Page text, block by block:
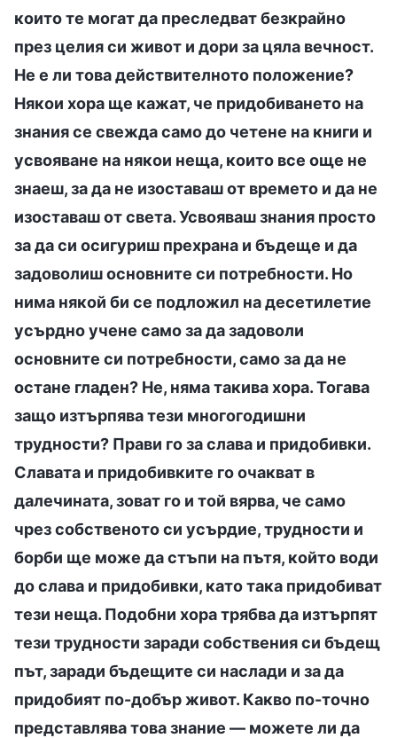
които те могат да преследват безкрайно
през целия си живот и дори за цяла вечност.
Не е ли това действителното положение?
Някои хора ще кажат, че придобиването на
знания се свежда само до четене на книги и
усвояване на някои неща, които все още не
знаеш, за да не изоставаш от времето и да не
изоставаш от света. Усвояваш знания просто
за да си осигуриш прехрана и бъдеще и да
задоволиш основните си потребности. Но
нима някой би се подложил на десетилетие
усърдно учене само за да задоволи
основните си потребности, само за да не
остане гладен? Не, няма такива хора. Тогава
защо изтърпява тези многогодишни
трудности? Прави го за слава и придобивки.
Славата и придобивките го очакват в
далечината, зоват го и той вярва, че само
чрез собственото си усърдие, трудности и
борби ще може да стъпи на пътя, който води
до слава и придобивки, като така придобиват
тези неща. Подобни хора трябва да изтърпят
тези трудности заради собствения си бъдещ
път, заради бъдещите си наслади и за да
придобият по-добър живот. Какво по-точно
представлява това знание — можете ли да